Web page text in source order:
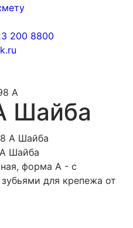
200 8800
A
Шайба
Шайба
форма А - с
для крепежа от